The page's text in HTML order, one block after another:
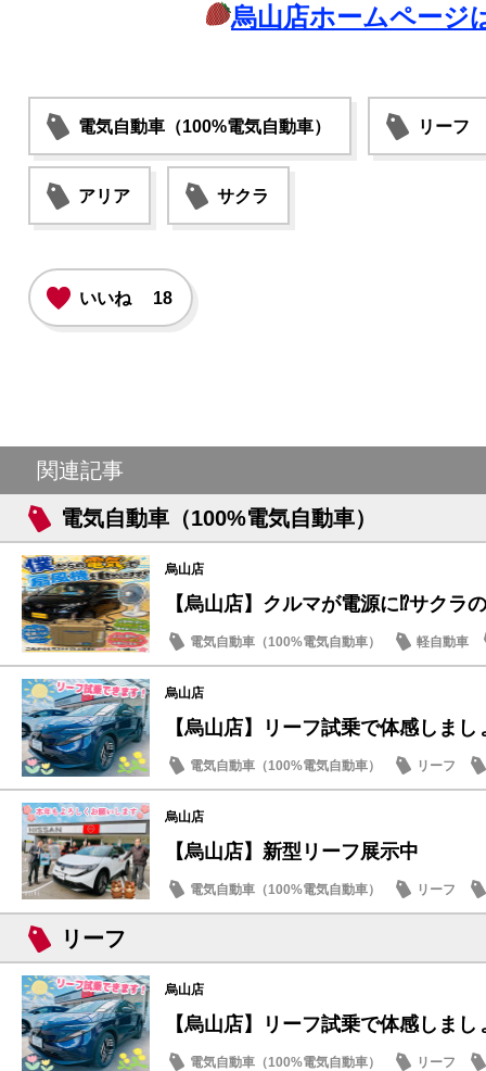
烏山店ホームページ
電気自動車（100%電気自動車） リーフ
アリア サクラ
いいね 18
関連記事
電気自動車（100%電気自動車）
烏山店
【烏山店】クルマが電源に⁉サクラ
電気自動車（100%電気自動車） 軽自動車
烏山店
【烏山店】リーフ試乗で体感しまし
電気自動車（100%電気自動車） リーフ
烏山店
【烏山店】新型リーフ展示中
電気自動車（100%電気自動車）
リーフ
新型車
リーフ
烏山店
【烏山店】リーフ試乗で体感しまし
電気自動車（100%電気自動車） リーフ